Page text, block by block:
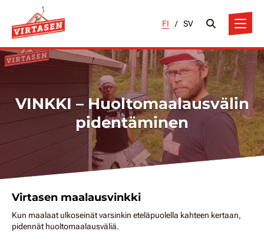
FI / SV
VINKKI – Huoltomaalausvälin
pidentäminen
Virtasen maalausvinkki
Kun maalaat ulkoseinät varsinkin eteläpuolella kahteen kertaan,
pidennät huoltomaalausväliä.